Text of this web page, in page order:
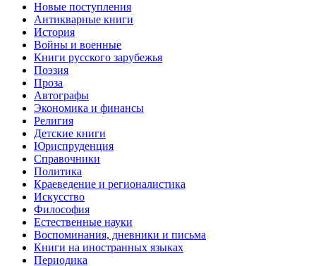
Новые поступления
Антикварные книги
История
Войны и военные
Книги русского зарубежья
Поэзия
Проза
Автографы
Экономика и финансы
Религия
Детские книги
Юриспруденция
Справочники
Политика
Краеведение и регионалистика
Искусство
Философия
Естественные науки
Воспоминания, дневники и письма
Книги на иностранных языках
Периодика